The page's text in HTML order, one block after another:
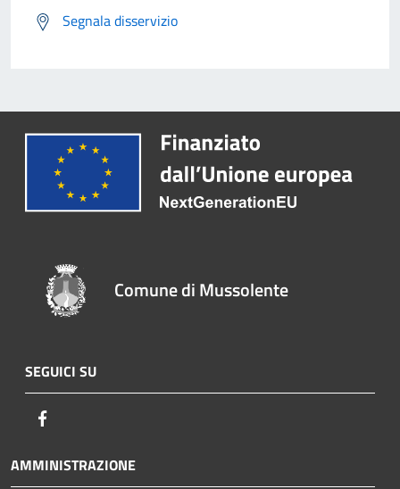
Segnala disservizio
Comune di Mussolente
SEGUICI SU
AMMINISTRAZIONE